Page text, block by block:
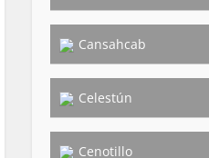
Cansahcab
Celestún
Cenotillo